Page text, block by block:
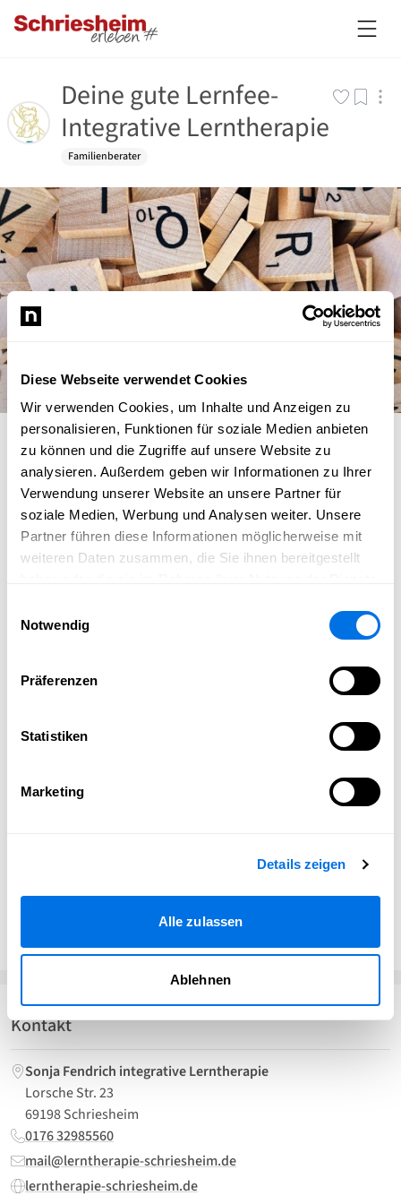
Diese Webseite verwendet Cookies
Wir verwenden Cookies, um Inhalte und Anzeigen zu
personalisieren, Funktionen für soziale Medien anbieten
zu können und die Zugriffe auf unsere Website zu
analysieren. Außerdem geben wir Informationen zu Ihrer
Verwendung unserer Website an unsere Partner für
soziale Medien, Werbung und Analysen weiter. Unsere
Partner führen diese Informationen möglicherweise mit
weiteren Daten zusammen, die Sie ihnen bereitgestellt
Notwendig
Präferenzen
Statistiken
Marketing
Details zeigen
Alle zulassen
Ablehnen
Deine gute Lernfee-
Integrative Lerntherapie
Familienberater
Pixabay
Individuelle Förderung bei
Dyskalkulie | Legasthenie
und Rechenschwäche |
Lese-Rechtschreib-
Manchmal braucht es eine gute Fee …
Wenn das Lernen schwerfällt und die Freude an der
Schule schwindet, braucht es manchmal eine kleine
Schriesheim, und unterstütze Kinder und ihre Familien
Dein Kind steht bei mir mit seinen Stärken im
Kontakt
Sonja Fendrich integrative Lerntherapie
Lorsche Str. 23
69198 Schriesheim
0176 32985560
mail@lerntherapie-schriesheim.de
lerntherapie-schriesheim.de